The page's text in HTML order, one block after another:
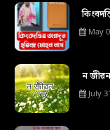
May
ন জীৱন
July